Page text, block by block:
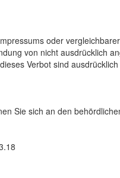
oder
von nicht ausdrücklich
Verbot sind
Sie sich an den